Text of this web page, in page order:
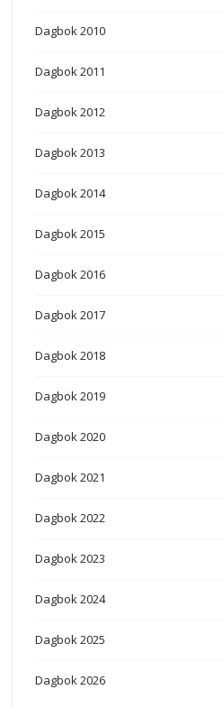
Dagbok 2010
Dagbok 2011
Dagbok 2012
Dagbok 2013
Dagbok 2014
Dagbok 2015
Dagbok 2016
Dagbok 2017
Dagbok 2018
Dagbok 2019
Dagbok 2020
Dagbok 2021
Dagbok 2022
Dagbok 2023
Dagbok 2024
Dagbok 2025
Dagbok 2026